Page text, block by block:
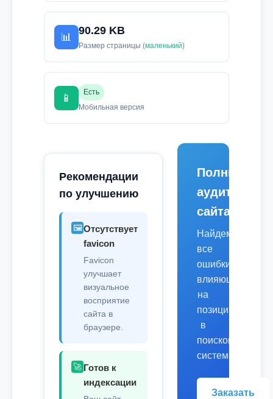
📊
90.29 KB
Размер страницы (маленький)
📱
Есть
Мобильная версия
Рекомендации
по улучшению
🖼️Отсутствует
favicon
Favicon
улучшает
визуальное
восприятие
сайта в
браузере.
🚀 Готов к
индексации
Полный
аудит
сайта
Найдем
все
ошибки,
влияющие
на
позиции
в
поисковых
системах.
Заказать